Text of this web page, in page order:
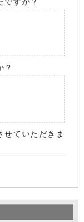
？
せていただきま